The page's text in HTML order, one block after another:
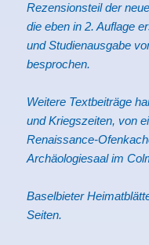
Rezensionsteil der
die eben in 2. Auflage
und Studienausgabe
besprochen.
Weitere Textbeiträge
und Kriegszeiten, von
Renaissance-
Archäologiesaal im
Baselbieter
Seiten.